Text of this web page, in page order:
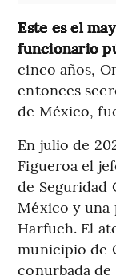
Este es el
funcionario
cinco años,
entonces
de México,
En julio de
Figueroa el
de Seguridad
México y una
Harfuch. El
municipio de
conurbada